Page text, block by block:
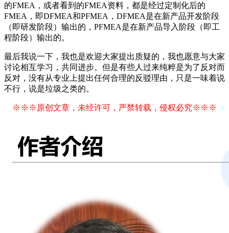
的FMEA，或者看到的FMEA资料，都是经过定制化后的
FMEA，即DFMEA和PFMEA，DFMEA是在新产品开发阶段
（即研发阶段）输出的，PFMEA是在新产品导入阶段（即工
程阶段）输出的。
最后我说一下，我也是欢迎大家提出质疑的，我也愿意与大家
讨论相互学习，共同进步。但是有些人过来纯粹是为了反对而
反对，没有从专业上提出任何合理的反驳理由，只是一味着说
不行，说是垃圾之类的。
※※※原创文章，未经许可，严禁转载，侵权必究※※※